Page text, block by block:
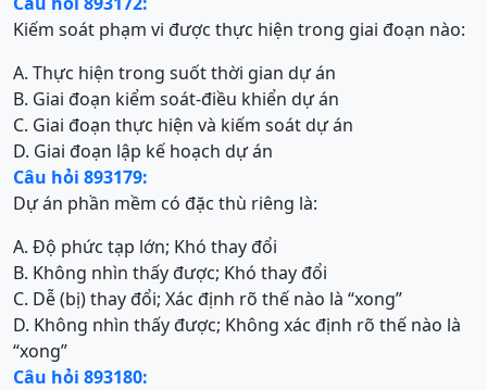
Kiếm soát phạm vi được thực hiện trong giai đoạn nào:
A. Thực hiện trong suốt thời gian dự án
B. Giai đoạn kiểm soát-điều khiển dự án
C. Giai đoạn thực hiện và kiếm soát dự án
D. Giai đoạn lập kế hoạch dự án
Câu hỏi 893179:
Dự án phần mềm có đặc thù riêng là:
A. Độ phức tạp lớn; Khó thay đổi
B. Không nhìn thấy được; Khó thay đổi
C. Dễ (bị) thay đổi; Xác định rõ thế nào là “xong”
D. Không nhìn thấy được; Không xác định rõ thế nào là
“xong”
Câu hỏi 893180: